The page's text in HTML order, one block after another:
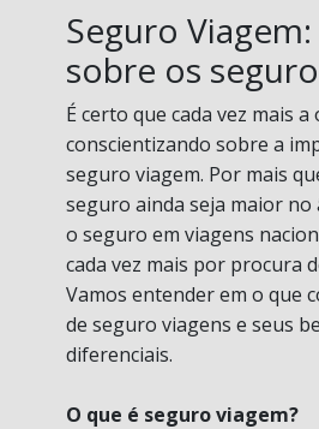
Seguro
sobre os
É certo que cada vez mais
conscientizando sobre a
seguro viagem. Por mais
seguro ainda seja maior
o seguro em viagens
cada vez mais por procura
Vamos entender em o que
de seguro viagens e seus
diferenciais.
O que é seguro viagem?